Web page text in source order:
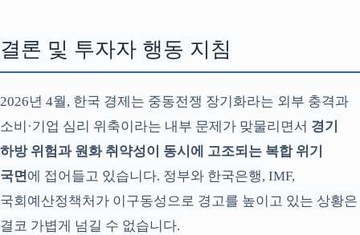
결론 및 투자자 행동 지침
2026년 4월, 한국 경제는 중동전쟁 장기화라는 외부 충격과
소비·기업 심리 위축이라는 내부 문제가 맞물리면서 경기
하방 위험과 원화 취약성이 동시에 고조되는 복합 위기
국면에 접어들고 있습니다. 정부와 한국은행, IMF,
국회예산정책처가 이구동성으로 경고를 높이고 있는 상황은
결코 가볍게 넘길 수 없습니다.